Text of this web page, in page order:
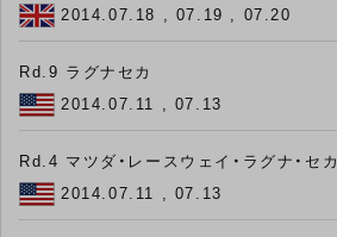
2014.07.18 , 07.19 , 07.20
Rd.9 ラグナセカ
2014.07.11 , 07.13
Rd.4 マツダ・レースウェイ・ラグナ・セカ
2014.07.11 , 07.13